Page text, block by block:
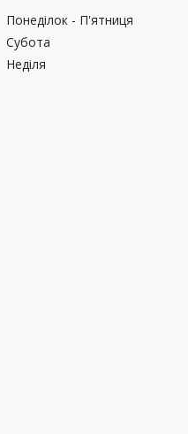
Понеділок - П'ятниця
Субота
Неділя